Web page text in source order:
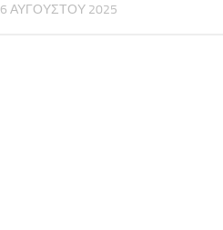
6 ΑΥΓΟΎΣΤΟΥ 2025